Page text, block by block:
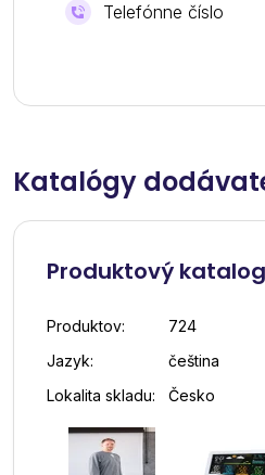
Telefónne číslo
Katalógy
Produktový katalog
Produktov:
724
Jazyk:
čeština
Lokalita skladu:
Česko